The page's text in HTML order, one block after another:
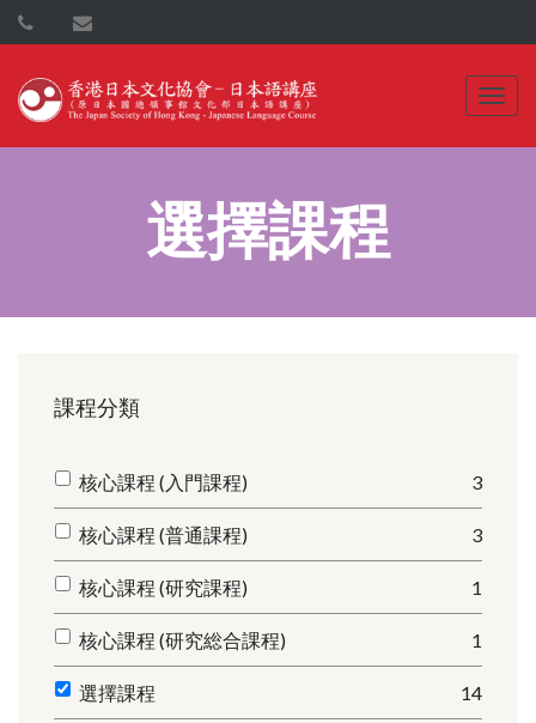
選擇課程
課程分類
核心課程 (入門課程) 3
核心課程 (普通課程) 3
核心課程 (研究課程) 1
核心課程 (研究総合課程) 1
選擇課程 14